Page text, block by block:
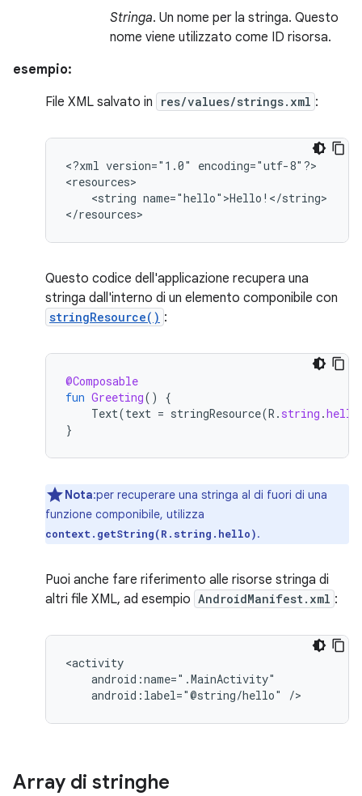
Stringa. Un nome per la stringa. Questo
nome viene utilizzato come ID risorsa.
esempio:
File XML salvato in
res/values/strings.xml :
<?xml version="1.0"
encoding="utf-8"?>
<string name="hello">Hello!</string>
</resources>
Questo codice dell'applicazione recupera una
stringa dall'interno di un elemento componibile con
stringResource() :
@Composable
fun Greeting()
{
Text(text = stringResource(R . string .hello
}
Nota:per recuperare una stringa al di fuori di una
funzione componibile, utilizza
context.getString(R.string.hello).
Puoi anche fare riferimento alle risorse stringa di
altri file XML, ad esempio AndroidManifest.xml :
android:label="@string/hello"
/>
Array di stringhe